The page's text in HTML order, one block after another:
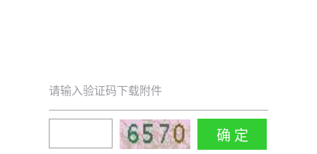
请输入验证码下载附件